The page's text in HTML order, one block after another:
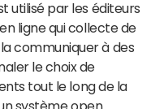
utilisé par les éditeurs
ligne qui collecte de
communiquer à des
le choix de
tout le long de la
système open